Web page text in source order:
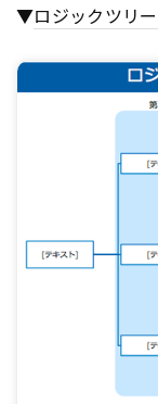
▼ロジックツリー